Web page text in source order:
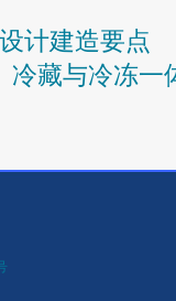
计建造要点
冷藏与冷冻一